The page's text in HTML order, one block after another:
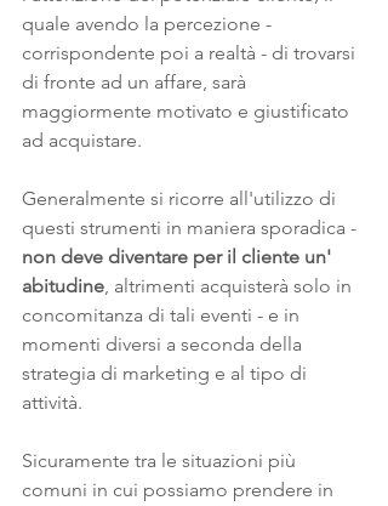
quale avendo la percezione -
corrispondente poi a realtà - di trovarsi
di fronte ad un affare, sarà
maggiormente motivato e giustificato
ad acquistare.
Generalmente si ricorre all'utilizzo di
questi strumenti in maniera sporadica -
non deve diventare per il cliente un'
abitudine, altrimenti acquisterà solo in
concomitanza di tali eventi - e in
momenti diversi a seconda della
strategia di marketing e al tipo di
attività.
Sicuramente tra le situazioni più
comuni in cui possiamo prendere in